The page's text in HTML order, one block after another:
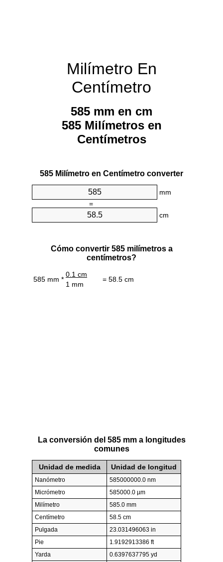
Milímetro En
Centímetro
585 mm en cm
585 Milímetros en
Centímetros
585 Milímetro en Centímetro converter
mm
=
cm
Cómo convertir 585 milímetros a
centímetros?
585 mm *
0.1 cm
= 58.5 cm
1 mm
La conversión del 585 mm a longitudes
comunes
Unidad de medida Unidad de longitud
Nanómetro
585000000.0 nm
Micrómetro
585000.0 µm
Milímetro
585.0 mm
Centímetro
58.5 cm
Pulgada
23.031496063 in
Pie
1.9192913386 ft
Yarda
0.6397637795 yd